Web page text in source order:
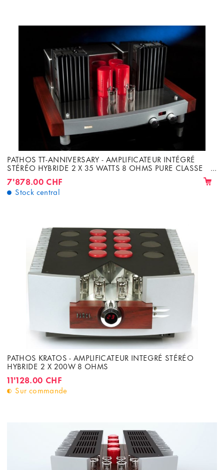
PATHOS TT-ANNIVERSARY - AMPLIFICATEUR INTÉGRÉ
STÉRÉO HYBRIDE 2 X 35 WATTS 8 OHMS PURE CLASSE
7'878.00 CHF
Stock central
PATHOS KRATOS - AMPLIFICATEUR INTEGRÉ STÉRÉO
HYBRIDE 2 X 200W 8 OHMS
11'128.00 CHF
Sur commande